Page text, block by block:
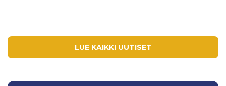
LUE KAIKKI UUTISET